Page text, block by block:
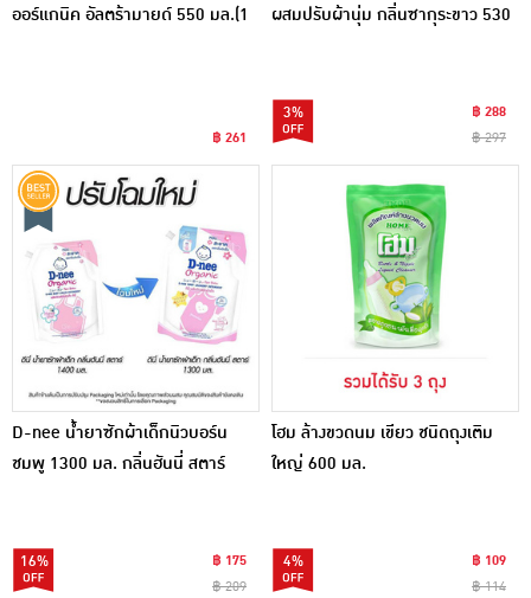
ออร์แกนิค อัลตร้ามายด์ 550 มล.(1
฿ 261
ผสมปรับผ้านุ่ม กลิ่นซากุระขาว 530
3%
฿ 288
฿ 297
D-nee น้ำยาซักผ้าเด็กนิวบอร์น
ชมพู 1300 มล. กลิ่นฮันนี่ สตาร์
16%
฿ 175
฿ 209
โฮม ล้างขวดนม เขียว ชนิดถุงเติม
ใหญ่ 600 มล.
4%
฿ 109
฿ 114